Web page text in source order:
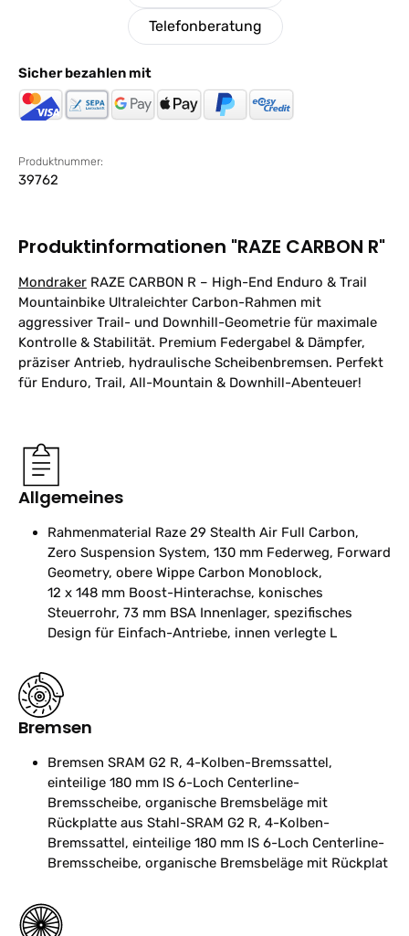
Telefonberatung
Sicher bezahlen mit
Produktnummer:
39762
Produktinformationen "RAZE CARBON R"
Mondraker RAZE CARBON R – High-End Enduro & Trail
Mountainbike Ultraleichter Carbon-Rahmen mit
aggressiver Trail- und Downhill-Geometrie für maximale
Kontrolle & Stabilität. Premium Federgabel & Dämpfer,
präziser Antrieb, hydraulische Scheibenbremsen. Perfekt
für Enduro, Trail, All-Mountain & Downhill-Abenteuer!
Allgemeines
Rahmenmaterial Raze 29 Stealth Air Full Carbon,
Zero Suspension System, 130 mm Federweg, Forward
Geometry, obere Wippe Carbon Monoblock,
12 x 148 mm Boost-Hinterachse, konisches
Steuerrohr, 73 mm BSA Innenlager, spezifisches
Design für Einfach-Antriebe, innen verlegte L
Bremsen
Bremsen SRAM G2 R, 4-Kolben-Bremssattel,
einteilige 180 mm IS 6-Loch Centerline-
Bremsscheibe, organische Bremsbeläge mit
Rückplatte aus Stahl-SRAM G2 R, 4-Kolben-
Bremssattel, einteilige 180 mm IS 6-Loch Centerline-
Bremsscheibe, organische Bremsbeläge mit Rückplat